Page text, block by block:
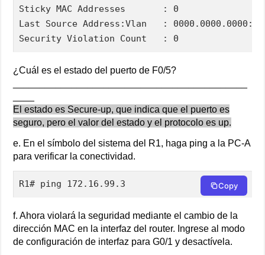
Sticky MAC Addresses       : 0
Last Source Address:Vlan   :
Security Violation Count   : 0
¿Cuál es el estado del puerto de F0/5?
El estado es Secure-up, que indica que el puerto es
seguro, pero el valor del estado y el protocolo es up.
e. En el símbolo del sistema del R1, haga ping a la PC-A
para verificar la conectividad.
R1# ping 172.16.99.3 Copy
f. Ahora violará la seguridad mediante el cambio de la
dirección MAC en la interfaz del router. Ingrese al modo
de configuración de interfaz para G0/1 y desactívela.